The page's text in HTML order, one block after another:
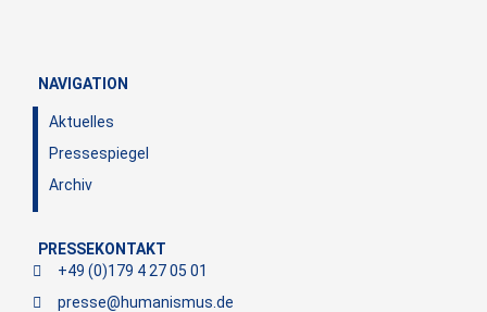
NAVIGATION
Aktuelles
Pressespiegel
Archiv
PRESSEKONTAKT
+49 (0)179 4 27 05 01
presse@humanismus.de